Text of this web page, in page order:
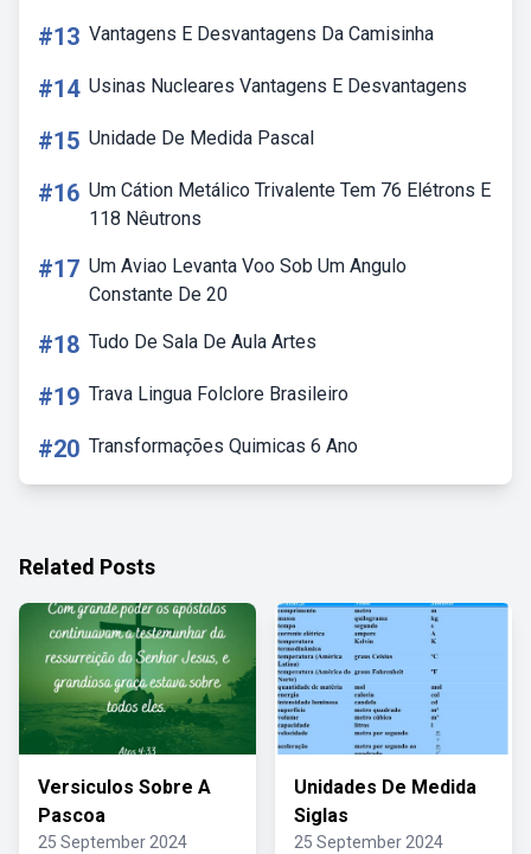
#13 Vantagens E Desvantagens Da Camisinha
#14 Usinas Nucleares Vantagens E Desvantagens
#15 Unidade De Medida Pascal
#16 Um Cátion Metálico Trivalente Tem 76 Elétrons E
118 Nêutrons
#17 Um Aviao Levanta Voo Sob Um Angulo
Constante De 20
#18 Tudo De Sala De Aula Artes
#19 Trava Lingua Folclore Brasileiro
#20 Transformações Quimicas 6 Ano
Related Posts
Versiculos Sobre A
Pascoa
25 September 2024
Unidades De Medida
Siglas
25 September 2024